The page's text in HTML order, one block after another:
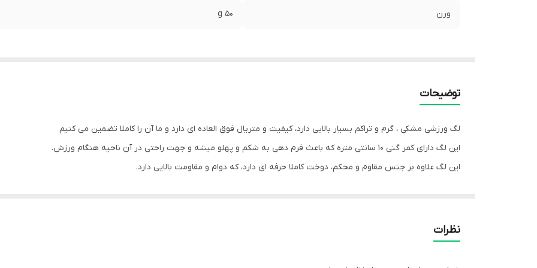
ورن 50 g
توضیحات
لگ ورزشی مشکی ، گرم و تراکم بسیار بالایی دارد، کیفیت و متریال فوق العاده ای دارد و ما آن را کاملا تضمین می کنیم
این لگ دارای کمر گنی 10 سانتی متره که باعث فرم دهی به شکم و پهلو میشه و جهت راحتی در آن ناحیه هنگام ورزش.
این لگ علاوه بر جنس مقاوم و محکم، دوخت کاملا حرفه ای دارد، که دوام و مقاومت بالایی دارد.
سایز L مناسب 38 39 میباشد
نظرات